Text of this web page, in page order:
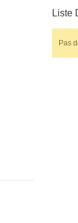
Liste
Pas